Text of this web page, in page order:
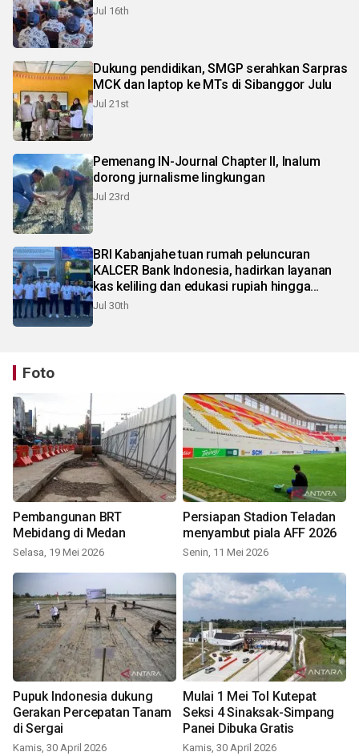
Jul 16th
Dukung pendidikan, SMGP serahkan Sarpras
MCK dan laptop ke MTs di Sibanggor Julu
Jul 21st
Pemenang IN-Journal Chapter II, Inalum
dorong jurnalisme lingkungan
Jul 23rd
BRI Kabanjahe tuan rumah peluncuran
KALCER Bank Indonesia, hadirkan layanan
kas keliling dan edukasi rupiah hingga
pelosok Karo
Jul 30th
Foto
Pembangunan BRT
Mebidang di Medan
Selasa, 19 Mei 2026
Persiapan Stadion Teladan
menyambut piala AFF 2026
Senin, 11 Mei 2026
Pupuk Indonesia dukung
Gerakan Percepatan Tanam
di Sergai
Kamis, 30 April 2026
Mulai 1 Mei Tol Kutepat
Seksi 4 Sinaksak-Simpang
Panei Dibuka Gratis
Kamis, 30 April 2026